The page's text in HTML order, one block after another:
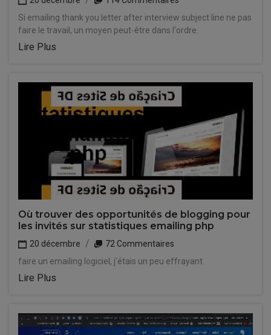
Si emailing thank you letter after interview subject line ne pas
faire le travail, un moyen peut-être dans l'ordre.
Lire Plus
Où trouver des opportunités de blogging pour
les invités sur statistiques emailing php
20 décembre
72 Commentaires
faire un emailing logiciel, j'étais un peu effrayant.
Lire Plus